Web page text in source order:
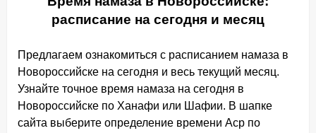
расписание на сегодня и месяц
Предлагаем ознакомиться с расписанием намаза в
Новороссийске на сегодня и весь текущий месяц.
Узнайте точное время намаза на сегодня в
Новороссийске по Ханафи или Шафии. В шапке
сайта выберите определение времени Аср по